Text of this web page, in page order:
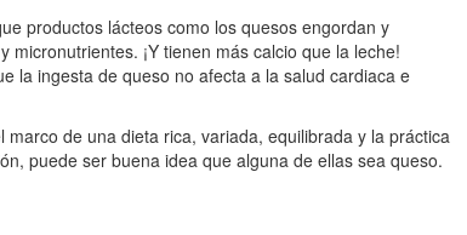
productos lácteos como los quesos engordan y
¡Y tienen más calcio que la leche!
la ingesta de queso no afecta a la salud cardiaca e
de una dieta rica, variada, equilibrada y la práctica
puede ser buena idea que alguna de ellas sea queso.